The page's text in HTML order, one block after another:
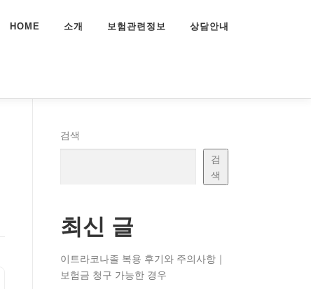
HOME 소개 보험관련정보 상담안내
검색
검
색
최신 글
이트라코나졸 복용 후기와 주의사항｜
보험금 청구 가능한 경우